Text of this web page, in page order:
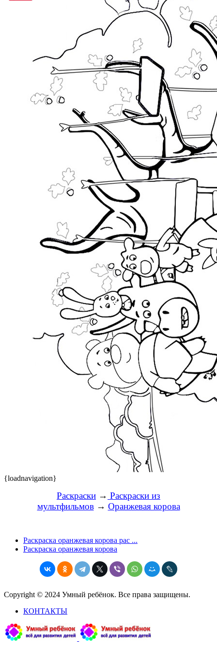
{loadnavigation}
Раскраски → Раскраски из
мультфильмов→ Оранжевая корова
Раскраска оранжевая корова рас ...
Раскраска оранжевая корова
Copyright © 2024 Умный ребёнок. Все права защищены.
КОНТАКТЫ